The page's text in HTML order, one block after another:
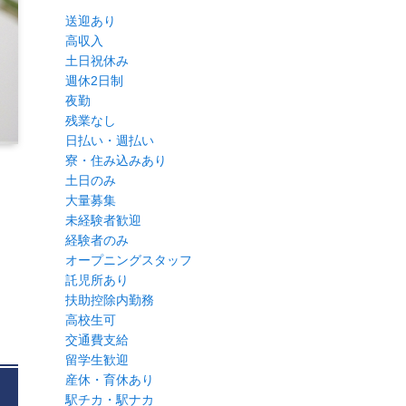
送迎あり
高収入
土日祝休み
週休2日制
夜勤
残業なし
日払い・週払い
寮・住み込みあり
土日のみ
大量募集
未経験者歓迎
経験者のみ
オープニングスタッフ
託児所あり
扶助控除内勤務
高校生可
交通費支給
留学生歓迎
産休・育休あり
駅チカ・駅ナカ